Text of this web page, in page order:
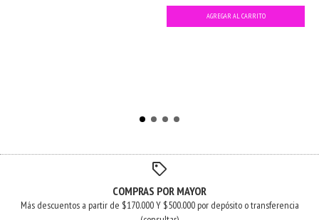
COMPRAS POR MAYOR
Más descuentos a partir de $170.000 Y $500.000 por depósito o transferencia